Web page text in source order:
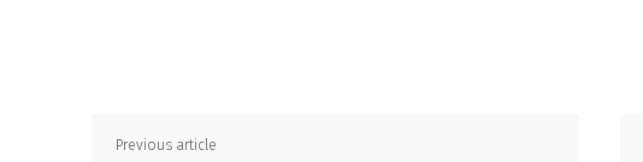
Previous article